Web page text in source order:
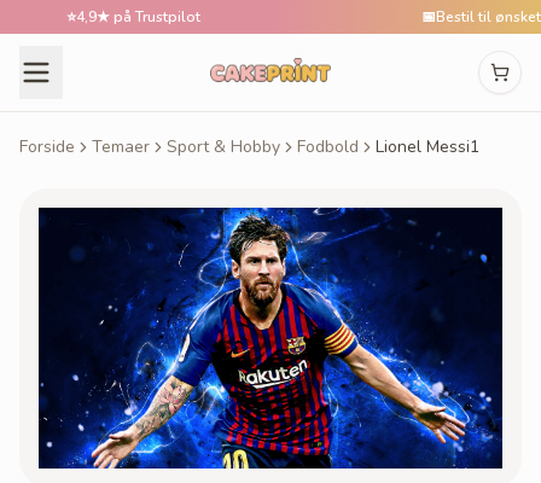
4,9★ på Trustpilot Bestil til ønsket
Forside Temaer Sport & Hobby Fodbold Lionel Messi1